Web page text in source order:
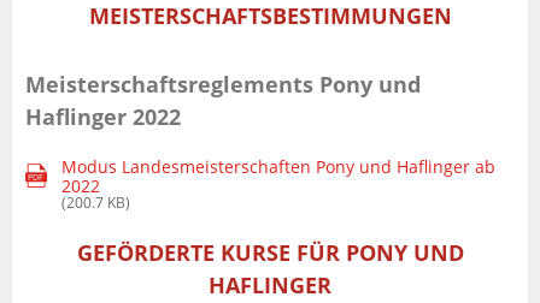
MEISTERSCHAFTSBESTIMMUNGEN
Meisterschaftsreglements Pony und
Haflinger 2022
PDF
Modus Landesmeisterschaften Pony und Haflinger ab
2022
(200.7 KB)
GEFÖRDERTE KURSE FÜR PONY UND
HAFLINGER